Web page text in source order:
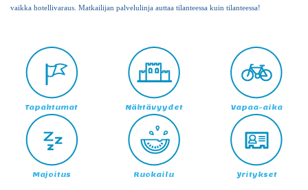
vaikka hotellivaraus. Matkailijan palvelulinja auttaa tilanteessa kuin tilanteessa!
Tapahtumat Nähtävyydet Vapaa-aika
Majoitus Ruokailu Yritykset